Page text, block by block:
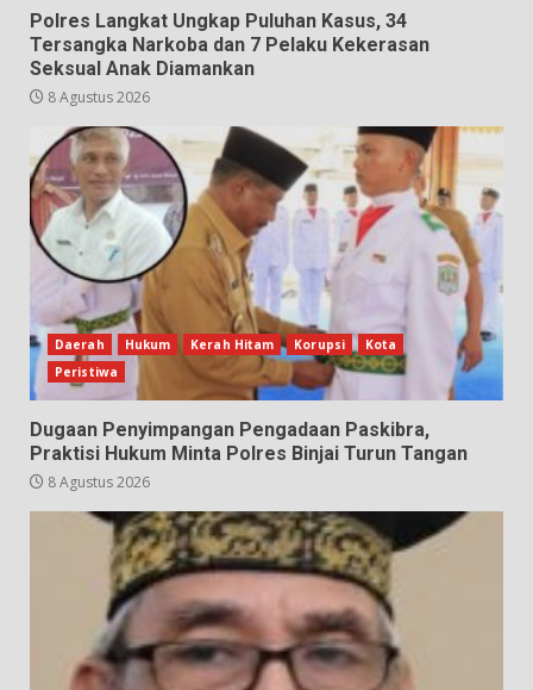
Polres Langkat Ungkap Puluhan Kasus, 34
Tersangka Narkoba dan 7 Pelaku Kekerasan
Seksual Anak Diamankan
8 Agustus 2026
Daerah Hukum Kerah Hitam Korupsi
Kota
Peristiwa
Dugaan Penyimpangan Pengadaan Paskibra,
Praktisi Hukum Minta Polres Binjai Turun Tangan
8 Agustus 2026